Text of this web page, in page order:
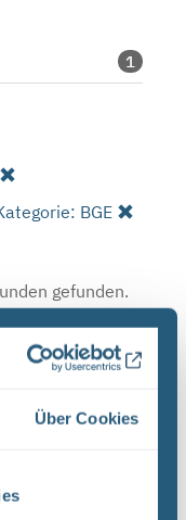
Über Cookies
1
BGE
gefunden.